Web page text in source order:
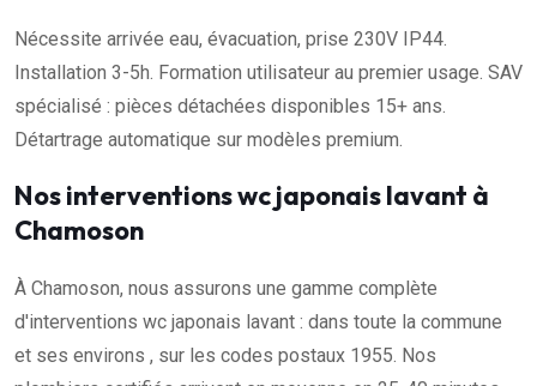
Nécessite arrivée eau, évacuation, prise 230V IP44.
Installation 3-5h. Formation utilisateur au premier usage. SAV
spécialisé : pièces détachées disponibles 15+ ans.
Détartrage automatique sur modèles premium.
Nos interventions wc japonais lavant à
Chamoson
À Chamoson, nous assurons une gamme complète
d'interventions wc japonais lavant : dans toute la commune
et ses environs , sur les codes postaux 1955. Nos